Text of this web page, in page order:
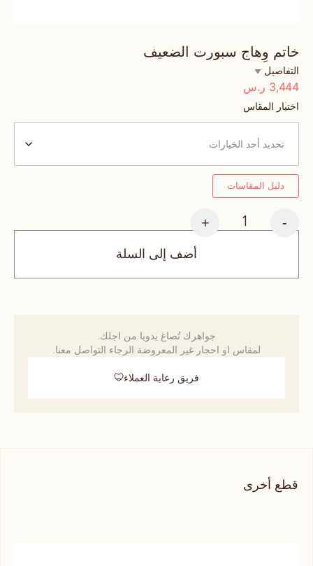
خاتم وِهاج سبورت الضعيف
التفاصيل
3,444 ر.س
اختيار المقاس
دليل المقاسات
-
+
أضف إلى السلة
جواهرك تُصاغ يدويا من اجلك.
لمقاس او احجار غير المعروضة الرجاء التواصل معنا.
فريق رعاية العملاء
قطع أخرى